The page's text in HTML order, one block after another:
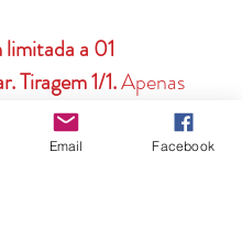
limitada a 01
Tiragem 1/1.Apenas
a SUA
terá essa obra de
Email Facebook